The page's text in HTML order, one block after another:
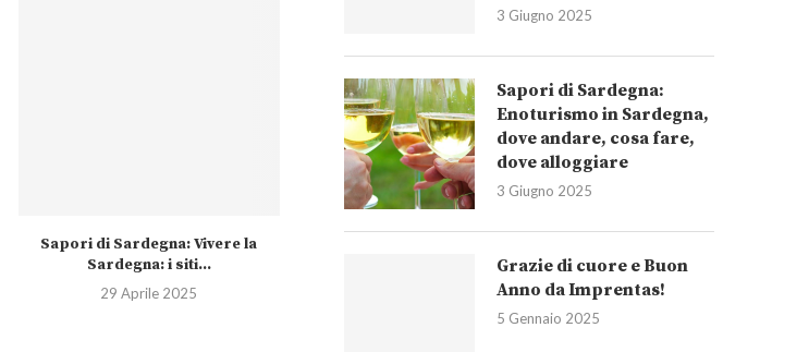
Sapori di Sardegna: Vivere la
Sardegna: i siti...
29 Aprile 2025
Vinitaly 2025: 60 anni...
3 Giugno 2025
Sapori di Sardegna:
Enoturismo in Sardegna,
dove andare, cosa fare,
dove alloggiare
3 Giugno 2025
Grazie di cuore e Buon
Anno da Imprentas!
5 Gennaio 2025